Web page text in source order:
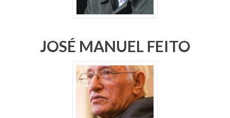
JOSÉ MANUEL FEITO